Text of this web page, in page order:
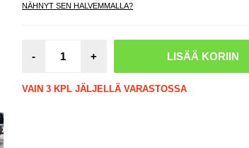
NÄHNYT SEN HALVEMMALLA?
- +
VAIN 3 KPL JÄLJELLÄ VARASTOSSA